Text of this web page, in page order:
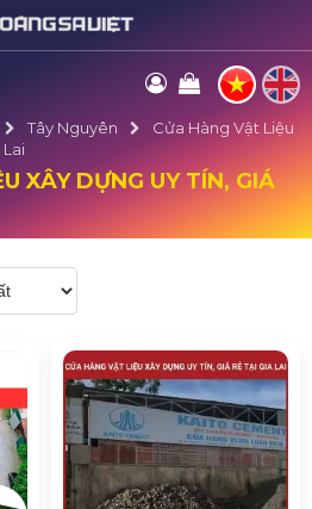
Tây Nguyên
Cửa Hàng Vật Liệu
Lai
XÂY DỰNG UY TÍN, GIÁ